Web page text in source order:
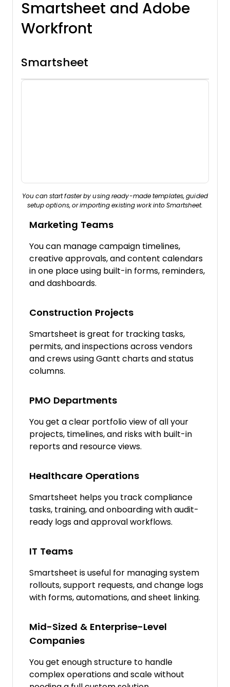
Smartsheet and Adobe
Workfront
Smartsheet
You can start faster by using ready-made templates, guided
setup options, or importing existing work into Smartsheet.
Marketing Teams
You can manage campaign timelines,
creative approvals, and content calendars
in one place using built-in forms, reminders,
and dashboards.
Construction Projects
Smartsheet is great for tracking tasks,
permits, and inspections across vendors
and crews using Gantt charts and status
columns.
PMO Departments
You get a clear portfolio view of all your
projects, timelines, and risks with built-in
reports and resource views.
Healthcare Operations
Smartsheet helps you track compliance
tasks, training, and onboarding with audit-
ready logs and approval workflows.
IT Teams
Smartsheet is useful for managing system
rollouts, support requests, and change logs
with forms, automations, and sheet linking.
Mid-Sized & Enterprise-Level
Companies
You get enough structure to handle
complex operations and scale without